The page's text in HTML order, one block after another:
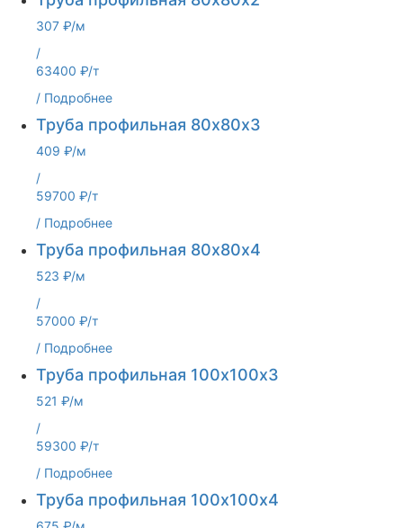
307 ₽/м
/
63400 ₽/т
/ Подробнее
Труба профильная 80х80х3
409 ₽/м
/
59700 ₽/т
/ Подробнее
Труба профильная 80х80х4
523 ₽/м
/
57000 ₽/т
/ Подробнее
Труба профильная 100х100х3
521 ₽/м
/
59300 ₽/т
/ Подробнее
Труба профильная 100х100х4